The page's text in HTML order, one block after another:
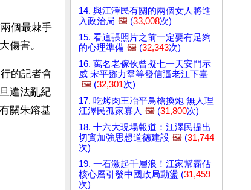
個最棘手
傷害。
的記者會
違法亂紀
關朱鎔基
14. 與江澤民有關的兩個女人將進
入政治局 🖼️ (33,008次)
15. 看這張照片之前一定要有足夠
的心理準備 🖼️ (32,343次)
16. 萬名老傢伙曾擬七一天安門示
威 宋平鄧力羣等發信逼老江下臺
🖼️ (32,301次)
17. 吃烤肉王冶平鳥槍換炮 無人理
江澤民孤家寡人 🖼️ (31,800次)
18. 十六大現場報道：江澤民提出
切實加強思想道德建設 🖼️ (31,744
次)
19. 一石激起千層浪！江家幫霸佔
核心層引發中國政局動盪 (31,459
次)